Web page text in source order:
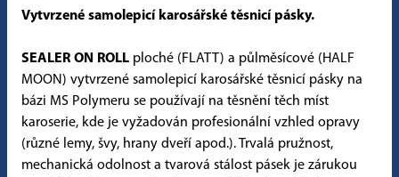
Vytvrzené samolepicí karosářské těsnicí pásky.
SEALER ON ROLL ploché (FLATT) a půlměsícové (HALF
MOON) vytvrzené samolepicí karosářské těsnicí pásky na
bázi MS Polymeru se používají na těsnění těch míst
karoserie, kde je vyžadován profesionální vzhled opravy
(různé lemy, švy, hrany dveří apod.). Trvalá pružnost,
mechanická odolnost a tvarová stálost pásek je zárukou